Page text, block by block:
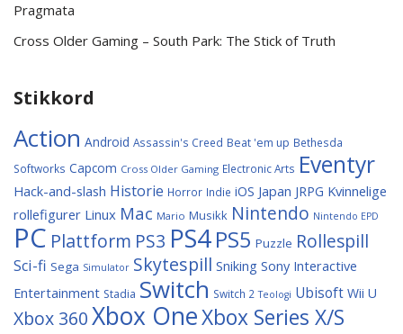
Pragmata
Cross Older Gaming – South Park: The Stick of Truth
Stikkord
Action Android Assassin's Creed Beat 'em up Bethesda
Softworks Capcom Cross Older Gaming Electronic Arts Eventyr
Hack-and-slash Historie Horror Indie iOS Japan JRPG Kvinnelige
rollefigurer Linux Mac Mario Musikk Nintendo Nintendo EPD
PC Plattform PS3 PS4PS5 Puzzle Rollespill
Sci-fi Sega Simulator Skytespill Sniking Sony Interactive
Entertainment Stadia Switch Switch 2 Teologi Ubisoft Wii U
Xbox 360Xbox OneXbox Series X/S